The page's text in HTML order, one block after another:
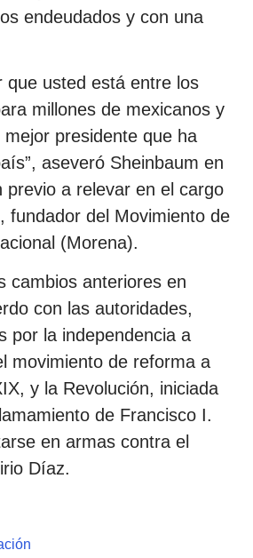
endeudados y con una
que usted está entre los
millones de mexicanos y
presidente que ha
aseveró Sheinbaum en
previo a relevar en el cargo
fundador del Movimiento de
(Morena).
cambios anteriores en
con las autoridades,
por la independencia a
movimiento de reforma a
y la Revolución, iniciada
de Francisco I.
en armas contra el
Díaz.